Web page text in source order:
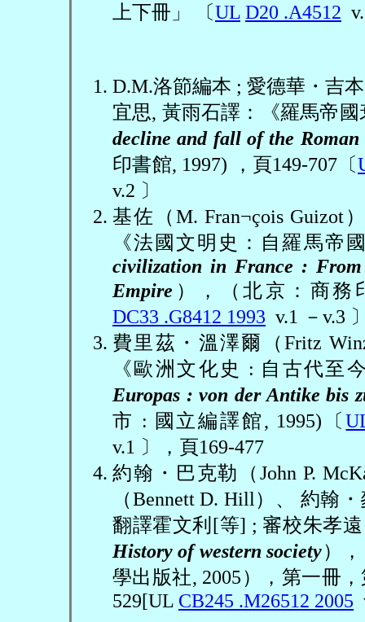
上下冊」
〔UL D20 .A4512
D.M.洛節編本 ; 愛德華 ・吉本
宜思, 黃雨石譯：《羅馬帝國
decline and fall of the Roman
印書館, 1997) ，頁149-707 〔
v.2 〕
基佐（M. Fran¬çois Guizot
《法國文明史：自羅馬帝
civilization in France :
Empire ），（北京：商務
DC33 .G8412 1993 v.1 － v.3
費里茲 ・溫澤爾（Fritz
《歐洲文化史
: 自古代至
Europas : von der Antike bis
市 : 國立編譯館, 1995) 〔
v.1 〕，頁169-477
約翰 ・巴克勒（John P.
（Bennett D. Hill）、 約翰
翻譯霍文利 [等] ; 審校朱孝
History of western society）
學出版社, 2005），第一冊
529[UL CB245 .M26512 2005